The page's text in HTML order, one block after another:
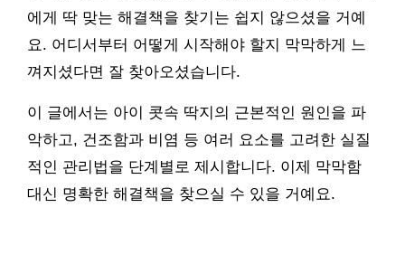
에게 딱 맞는 해결책을 찾기는 쉽지 않으셨을 거예
요. 어디서부터 어떻게 시작해야 할지 막막하게 느
껴지셨다면 잘 찾아오셨습니다.
이 글에서는 아이 콧속 딱지의 근본적인 원인을 파
악하고, 건조함과 비염 등 여러 요소를 고려한 실질
적인 관리법을 단계별로 제시합니다. 이제 막막함
대신 명확한 해결책을 찾으실 수 있을 거예요.